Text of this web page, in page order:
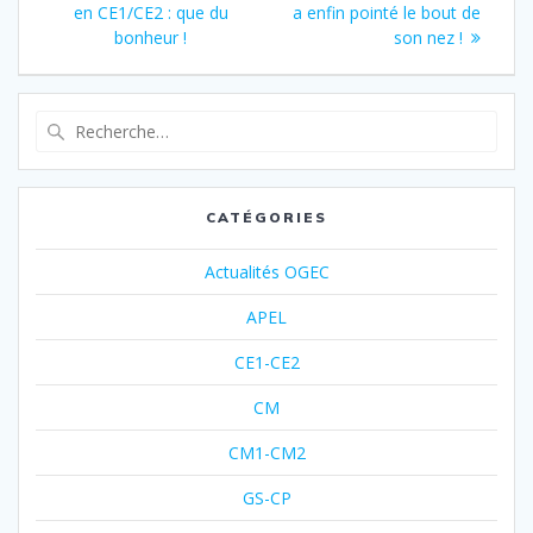
en CE1/CE2 : que du
bonheur !
a enfin pointé le bout de
son nez !
CATÉGORIES
Actualités OGEC
APEL
CE1-CE2
CM
CM1-CM2
GS-CP